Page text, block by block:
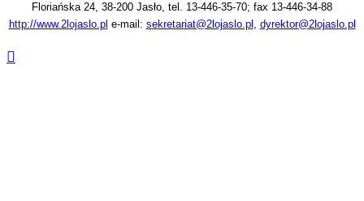
Floriańska 24, 38-200 Jasło, tel. 13-446-35-70; fax 13-446-34-88
http://www.2lojaslo.pl e-mail: sekretariat@2lojaslo.pl , dyrektor@2lojaslo.pl